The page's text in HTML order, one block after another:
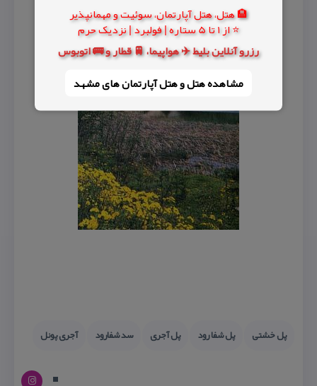
🏨 هتل، هتل آپارتمان، سوئیت و مهمانپذیر
⭐ از 1 تا 5 ستاره | فولبرد | نزدیک حرم
رزرو آنلاین بلیط ✈️ هواپیما، 🚆 قطار و 🚌 اتوبوس
مشاهده هتل و هتل‌ آپارتمان های مشهد
پل خشتی پل شفا رود پل آجری سد شفارود آجری پونل